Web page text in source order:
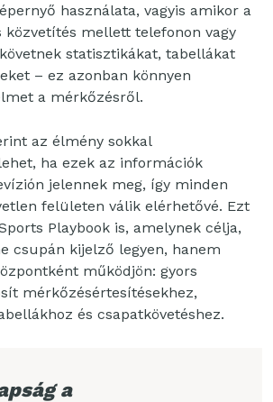
használata, vagyis amikor a
közvetítés mellett telefonon vagy
statisztikákat, tabellákat
– ez azonban könnyen
a mérkőzésről.
az élmény sokkal
ha ezek az információk
jelennek meg, így minden
felületen válik elérhetővé. Ezt
Playbook is, amelynek célja,
csupán kijelző legyen, hanem
működjön: gyors
mérkőzésértesítésekhez,
és csapatkövetéshez.
a